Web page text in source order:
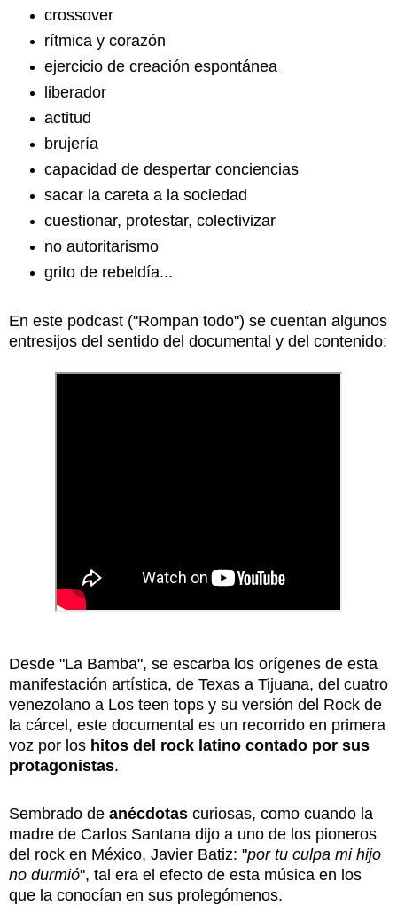
crossover
rítmica y corazón
ejercicio de creación espontánea
liberador
actitud
brujería
capacidad de despertar conciencias
sacar la careta a la sociedad
cuestionar, protestar, colectivizar
no autoritarismo
grito de rebeldía...
En este podcast ("Rompan todo") se cuentan algunos
entresijos del sentido del documental y del contenido:
Desde "La Bamba", se escarba los orígenes de esta
manifestación artística, de Texas a Tijuana, del cuatro
venezolano a Los teen tops y su versión del Rock de
la cárcel, este documental es un recorrido en primera
voz por los hitos del rock latino contado por sus
protagonistas.
Sembrado de anécdotas curiosas, como cuando la
madre de Carlos Santana dijo a uno de los pioneros
del rock en México, Javier Batiz: "por tu culpa mi hijo
no durmió", tal era el efecto de esta música en los
que la conocían en sus prolegómenos.